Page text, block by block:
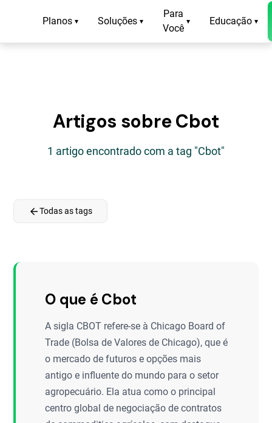
Planos ▾ Soluções ▾
Para
Você
▾ Educação ▾
Artigos sobre Cbot
1 artigo encontrado com a tag "Cbot"
arrow_backTodas as tags
O que é Cbot
A sigla CBOT refere-se à Chicago Board of
Trade (Bolsa de Valores de Chicago), que é
o mercado de futuros e opções mais
antigo e influente do mundo para o setor
agropecuário. Ela atua como o principal
centro global de negociação de contratos